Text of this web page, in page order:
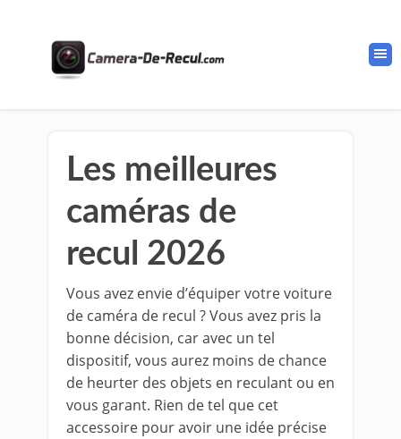
Les meilleures
caméras de
recul 2026
Vous avez envie d’équiper votre voiture
de caméra de recul ? Vous avez pris la
bonne décision, car avec un tel
dispositif, vous aurez moins de chance
de heurter des objets en reculant ou en
vous garant. Rien de tel que cet
accessoire pour avoir une idée précise